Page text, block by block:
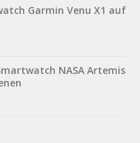
Garmin Venu X1 auf
NASA Artemis